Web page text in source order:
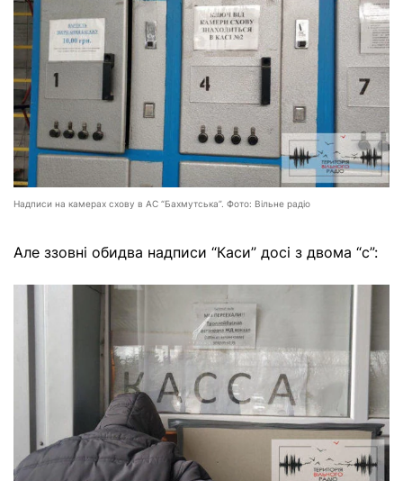
Надписи на камерах схову в АС “Бахмутська”. Фото: Вільне радіо
Але ззовні обидва надписи “Каси” досі з двома “с”: